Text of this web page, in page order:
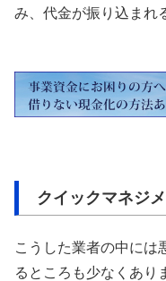
み、代金が振り込まれ
クイックマネジ
こうした業者の中には
るところも少なくあり